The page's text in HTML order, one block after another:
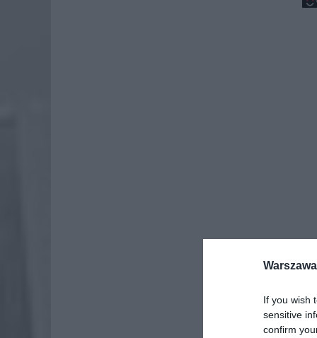
If you wish
sensitive
confirm
https://